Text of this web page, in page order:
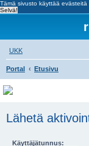
Tämä sivusto käyttää evästeitä
Selvä!
UKK
Portal Etusivu
Lähetä
Käyttäjätunnus: